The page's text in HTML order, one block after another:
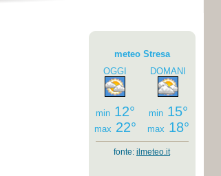
meteo Stresa
OGGI
min12°
max 22°
DOMANI
min15°
max 18°
fonte: ilmeteo.it